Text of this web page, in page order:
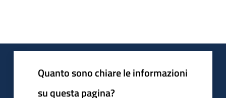
Quanto sono chiare le informazioni
su questa pagina?